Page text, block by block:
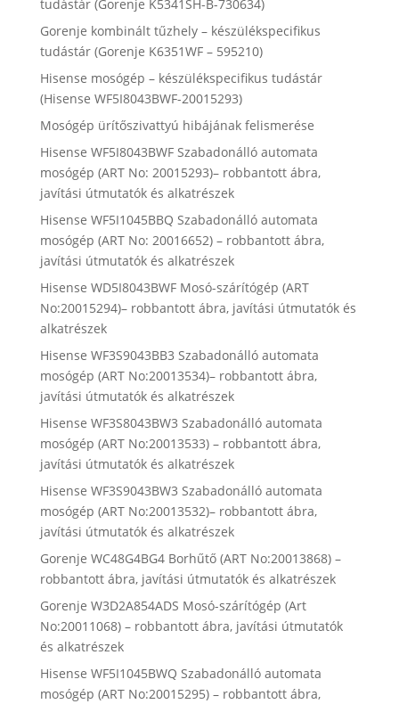
tudástár (Gorenje K5341SH-B-730634)
Gorenje kombinált tűzhely – készülékspecifikus
tudástár (Gorenje K6351WF – 595210)
Hisense mosógép – készülékspecifikus tudástár
(Hisense WF5I8043BWF-20015293)
Mosógép ürítőszivattyú hibájának felismerése
Hisense WF5I8043BWF Szabadonálló automata
mosógép (ART No: 20015293)– robbantott ábra,
javítási útmutatók és alkatrészek
Hisense WF5I1045BBQ Szabadonálló automata
mosógép (ART No: 20016652) – robbantott ábra,
javítási útmutatók és alkatrészek
Hisense WD5I8043BWF Mosó-szárítógép (ART
No:20015294)– robbantott ábra, javítási útmutatók és
alkatrészek
Hisense WF3S9043BB3 Szabadonálló automata
mosógép (ART No:20013534)– robbantott ábra,
javítási útmutatók és alkatrészek
Hisense WF3S8043BW3 Szabadonálló automata
mosógép (ART No:20013533) – robbantott ábra,
javítási útmutatók és alkatrészek
Hisense WF3S9043BW3 Szabadonálló automata
mosógép (ART No:20013532)– robbantott ábra,
javítási útmutatók és alkatrészek
Gorenje WC48G4BG4 Borhűtő (ART No:20013868) –
robbantott ábra, javítási útmutatók és alkatrészek
Gorenje W3D2A854ADS Mosó-szárítógép (Art
No:20011068) – robbantott ábra, javítási útmutatók
és alkatrészek
Hisense WF5I1045BWQ Szabadonálló automata
mosógép (ART No:20015295) – robbantott ábra,